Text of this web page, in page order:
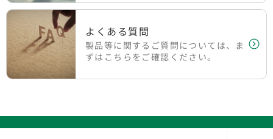
よくある質問
製品等に関するご質問については、ま
ずはこちらをご確認ください。